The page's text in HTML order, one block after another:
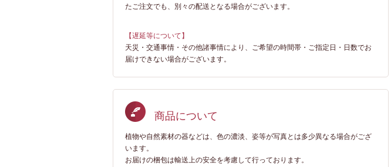
たご注文でも、別々の配送となる場合がございます。
【遅延等について】
天災・交通事情・その他諸事情により、ご希望の時間帯・ご指定日・日数でお
届けできない場合がございます。
商品について
植物や自然素材の器などは、色の濃淡、姿等が写真とは多少異なる場合がござ
います。
お届けの梱包は輸送上の安全を考慮して行っております。